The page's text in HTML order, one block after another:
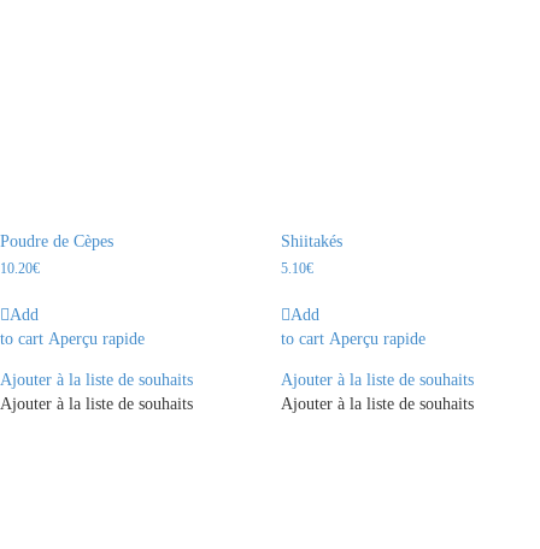
Poudre de Cèpes
10.20€
Add
to cart Aperçu rapide
Ajouter à la liste de souhaits
Ajouter à la liste de souhaits
Shiitakés
5.10€
Add
to cart Aperçu rapide
Ajouter à la liste de souhaits
Ajouter à la liste de souhaits